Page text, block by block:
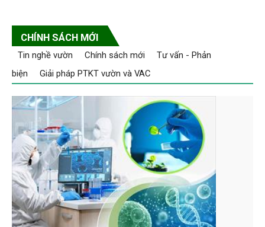
CHÍNH SÁCH MỚI
Tin nghề vườn Chính sách mới
Tư vấn - Phản
biện
Giải pháp PTKT vườn và VAC